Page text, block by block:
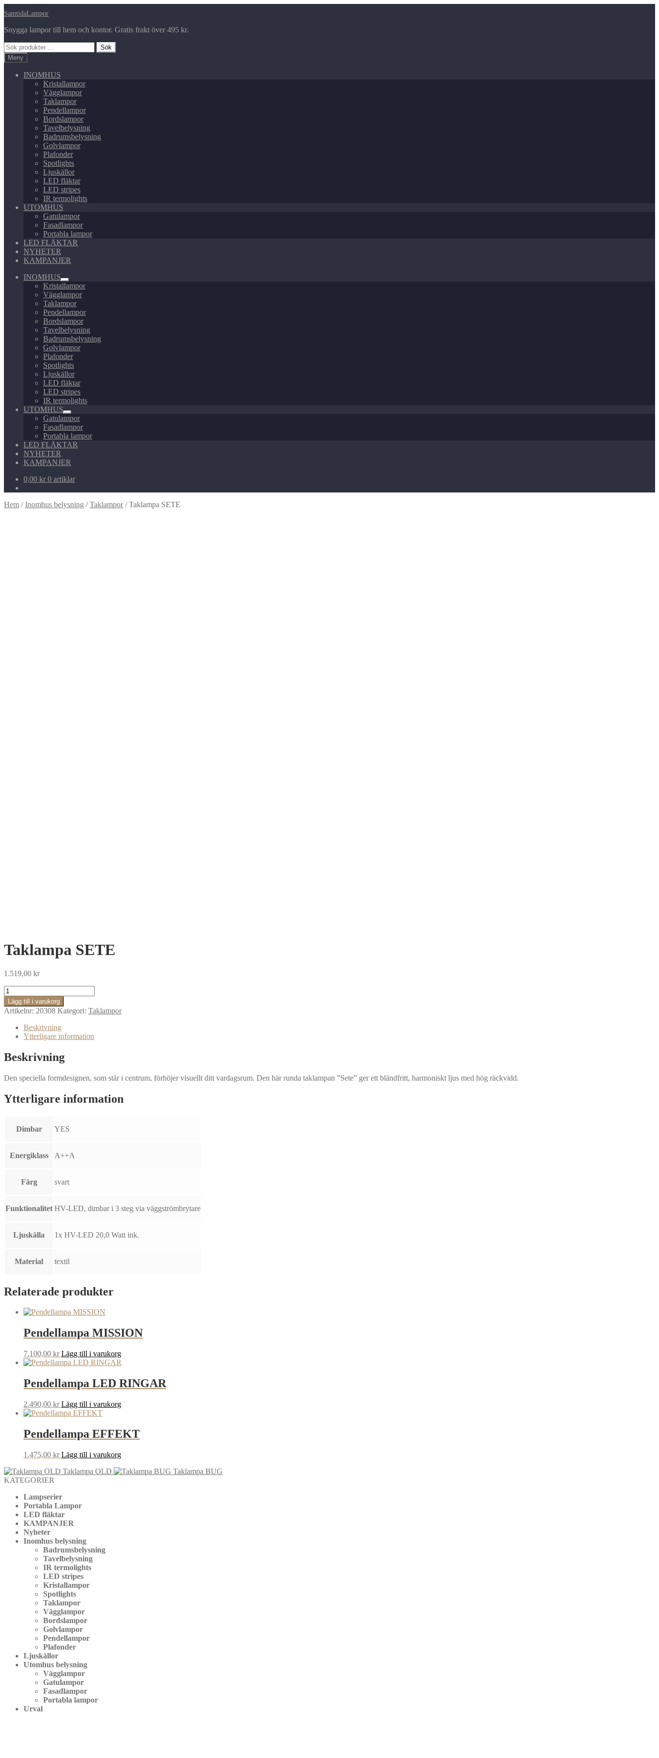
Hoppa
navigering
Hoppa
innehåll
SamtidaLampor
Snygga lampor till hem och kontor. Gratis frakt över 495 kr.
Sök
efter:
Sök
Meny
INOMHUS
Kristallampor
Vägglampor
Taklampor
Pendellampor
Bordslampor
Tavelbelysning
Badrumsbelysning
Golvlampor
Plafonder
Spotlights
Ljuskällor
LED fläktar
LED stripes
IR termolights
UTOMHUS
Gatulampor
Fasadlampor
Portabla lampor
LED FLÄKTAR
NYHETER
KAMPANJER
INOMHUS
Expandera
undermeny
Kristallampor
Vägglampor
Taklampor
Pendellampor
Bordslampor
Tavelbelysning
Badrumsbelysning
Golvlampor
Plafonder
Spotlights
Ljuskällor
LED fläktar
LED stripes
IR termolights
UTOMHUS
Expandera
undermeny
Gatulampor
Fasadlampor
Portabla lampor
LED FLÄKTAR
NYHETER
KAMPANJER
0,00 kr 0 artiklar
Hem /Inomhus belysning /Taklampor/Taklampa SETE
Taklampa SETE
1.519,00 kr
Taklampa
SETE
mängd
Lägg till i varukorg
Artikelnr: 20308 Kategori: Taklampor
Beskrivning
Ytterligare information
Beskrivning
Den speciella formdesignen, som står i centrum, förhöjer visuellt ditt vardagsrum. Den här runda taklampan ”Sete” ger ett bländfritt, harmoniskt ljus med hög räckvidd.
Ytterligare information
Dimbar YES
Energiklass A++A
Färg svart
Funktionalitet HV-LED, dimbar i 3 steg via väggströmbrytare
Ljuskälla 1x HV-LED 20,0 Watt ink.
Material textil
Relaterade produkter
Pendellampa MISSION
7.100,00 kr Lägg till i varukorg
Pendellampa LED RINGAR
2.490,00 kr Lägg till i varukorg
Pendellampa EFFEKT
1.475,00 kr Lägg till i varukorg
Taklampa OLD
Taklampa BUG
KATEGORIER
Lampserier
Portabla Lampor
LED fläktar
KAMPANJER
Nyheter
Inomhus belysning
Badrumsbelysning
Tavelbelysning
IR termolights
LED stripes
Kristallampor
Spotlights
Taklampor
Vägglampor
Bordslampor
Golvlampor
Pendellampor
Plafonder
Ljuskällor
Utomhus belysning
Vägglampor
Gatulampor
Fasadlampor
Portabla lampor
Urval